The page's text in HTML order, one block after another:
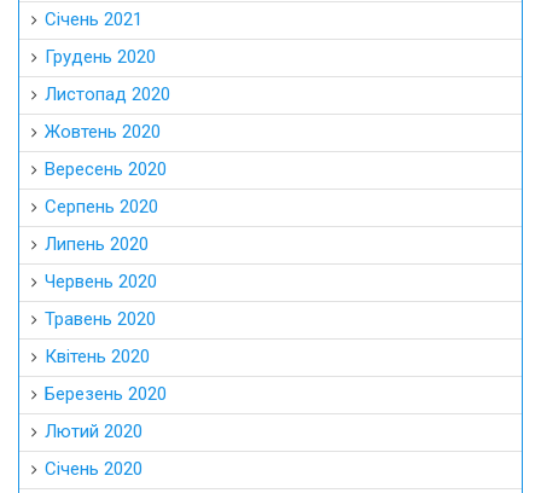
Січень 2021
Грудень 2020
Листопад 2020
Жовтень 2020
Вересень 2020
Серпень 2020
Липень 2020
Червень 2020
Травень 2020
Квітень 2020
Березень 2020
Лютий 2020
Січень 2020